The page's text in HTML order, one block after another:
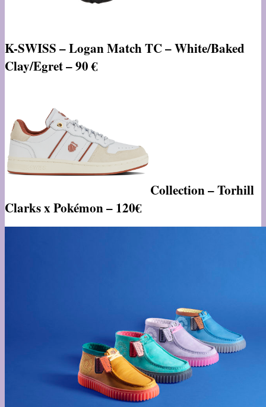
K-SWISS – Logan Match TC – White/Baked
Clay/Egret – 90 €
Collection – Torhill
Clarks x Pokémon – 120€